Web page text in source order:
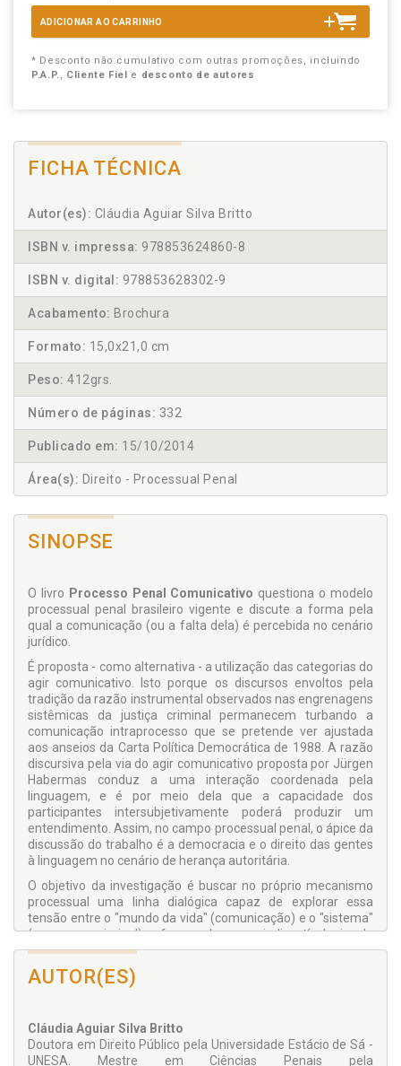
ADICIONAR AO CARRINHO
* Desconto não cumulativo com outras promoções, incluindo
P.A.P., Cliente Fiel e desconto de autores
FICHA TÉCNICA
Autor(es): Cláudia Aguiar Silva Britto
ISBN v. impressa: 978853624860-8
ISBN v. digital: 978853628302-9
Acabamento: Brochura
Formato: 15,0x21,0 cm
Peso: 412grs.
Número de páginas: 332
Publicado em: 15/10/2014
Área(s): Direito - Processual Penal
SINOPSE
O livro Processo Penal Comunicativo questiona o modelo
processual penal brasileiro vigente e discute a forma pela
qual a comunicação (ou a falta dela) é percebida no cenário
jurídico.
É proposta - como alternativa - a utilização das categorias do
agir comunicativo. Isto porque os discursos envoltos pela
tradição da razão instrumental observados nas engrenagens
sistêmicas da justiça criminal permanecem turbando a
comunicação intraprocesso que se pretende ver ajustada
aos anseios da Carta Política Democrática de 1988. A razão
discursiva pela via do agir comunicativo proposta por Jürgen
Habermas conduz a uma interação coordenada pela
linguagem, e é por meio dela que a capacidade dos
participantes intersubjetivamente poderá produzir um
entendimento. Assim, no campo processual penal, o ápice da
discussão do trabalho é a democracia e o direito das gentes
à linguagem no cenário de herança autoritária.
O objetivo da investigação é buscar no próprio mecanismo
processual uma linha dialógica capaz de explorar essa
tensão entre o "mundo da vida" (comunicação) e o "sistema"
(processo criminal), oferecendo uma indiscutível via de
aplicação prática.
A obra é de especial relevo para estudantes de Direito,
profissionais da área jurídica, inclusive da seara jurídico-
específico do Direito não foi esquecida. Todavia, como se
percebe, a pesquisa é talhada na filosofia contemporânea, se
animando às perspectivas sociológicas, de modo que sua
AUTOR(ES)
Cláudia Aguiar Silva Britto
Doutora em Direito Público pela Universidade Estácio de Sá -
UNESA. Mestre em Ciências Penais pela